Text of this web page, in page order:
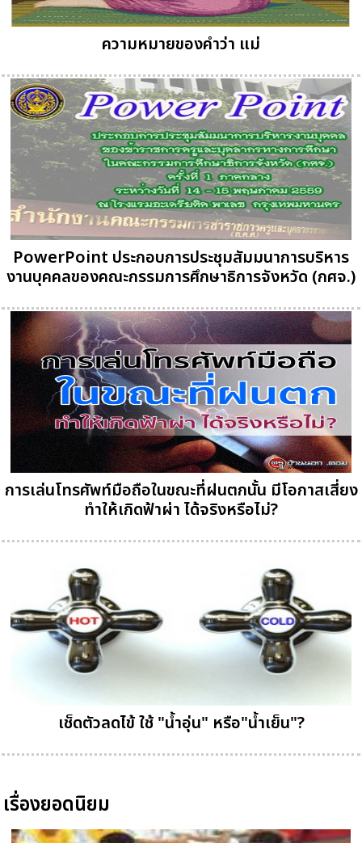
ความหมายของคำว่า แม่
PowerPoint ประกอบการประชุมสัมมนาการบริหาร
งานบุคคลของคณะกรรมการศึกษาธิการจังหวัด (กศจ.)
การเล่นโทรศัพท์มือถือในขณะที่ฝนตกนั้น มีโอกาสเสี่ยง
ทำให้เกิดฟ้าผ่า ได้จริงหรือไม่?
เช็ดตัวลดไข้ ใช้ "น้ำอุ่น" หรือ"น้ำเย็น"?
เรื่องยอดนิยม